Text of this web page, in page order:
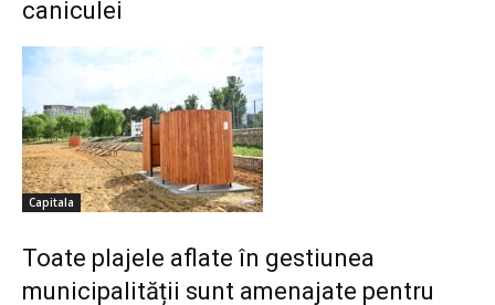
caniculei
Capitala
Toate plajele aflate în gestiunea
municipalității sunt amenajate pentru